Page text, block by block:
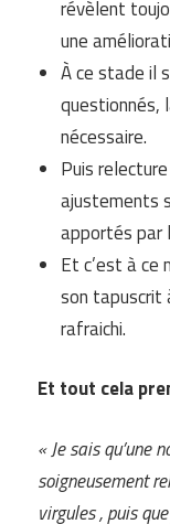
révèlent
une
À ce stade il
questionnés,
nécessaire.
Puis
ajustements
apportés par
Et c’est à ce
son tapuscrit
rafraichi.
Et tout cela
« Je sais qu’une
soigneusement
virgules , puis